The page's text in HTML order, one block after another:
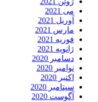
می 2021
آوریل 2021
مارس 2021
فوریه 2021
ژانویه 2021
دسامبر 2020
نوامبر 2020
اکتبر 2020
سپتامبر 2020
آگوست 2020